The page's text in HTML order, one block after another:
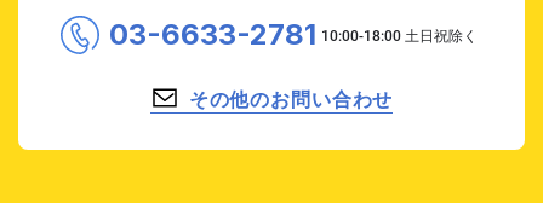
03-6633-2781
その他のお問い合わせ